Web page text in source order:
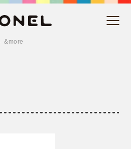
&more